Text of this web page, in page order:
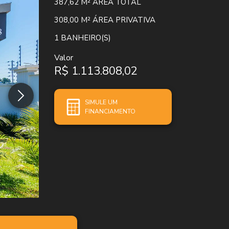
387,62 M² ÁREA TOTAL
308,00 M² ÁREA PRIVATIVA
1 BANHEIRO(S)
Valor
R$ 1.113.808,02
SIMULE UM
FINANCIAMENTO